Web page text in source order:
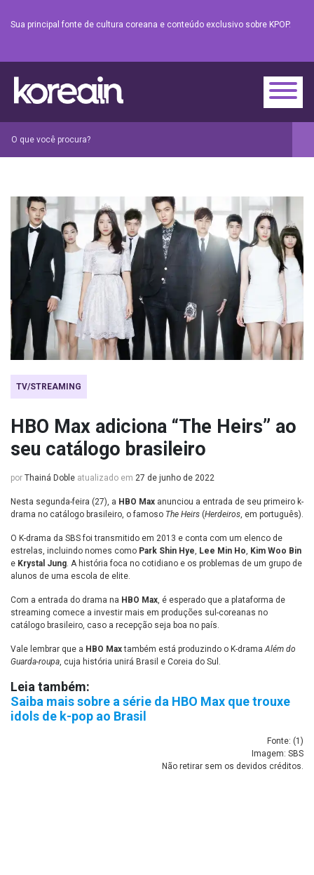
Sua principal fonte de cultura coreana e conteúdo exclusivo sobre KPOP.
TV/STREAMING
HBO Max adiciona “The Heirs” ao
seu catálogo brasileiro
por Thainá Doble atualizado em 27 de junho de 2022
Nesta segunda-feira (27), a HBO Max anunciou a entrada de seu primeiro k-
drama no catálogo brasileiro, o famoso The Heirs (Herdeiros, em português).
O K-drama da SBS foi transmitido em 2013 e conta com um elenco de
estrelas, incluindo nomes como Park Shin Hye, Lee Min Ho, Kim Woo Bin
e Krystal Jung. A história foca no cotidiano e os problemas de um grupo de
alunos de uma escola de elite.
Com a entrada do drama na HBO Max, é esperado que a plataforma de
streaming comece a investir mais em produções sul-coreanas no
catálogo brasileiro, caso a recepção seja boa no país.
Vale lembrar que a HBO Maxtambém está produzindo o K-dramaAlém do
Guarda-roupa, cuja história unirá Brasil e Coreia do Sul.
Leia também:
Saiba mais sobre a série da HBO Max que trouxe
idols de k-pop ao Brasil
Fonte: (1 )
Imagem: SBS
Não retirar sem os devidos créditos.